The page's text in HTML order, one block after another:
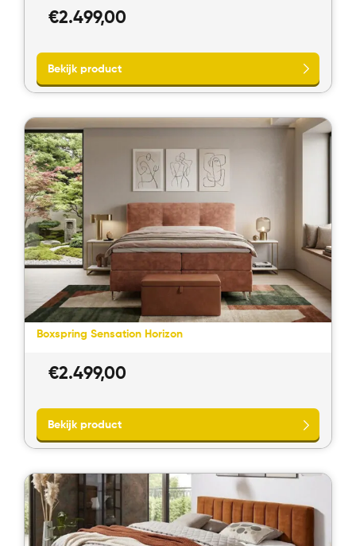
€2.499,00
Bekijk product
Boxspring Sensation Horizon
€2.499,00